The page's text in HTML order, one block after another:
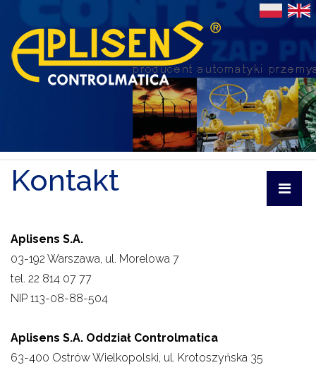
Kontakt
Aplisens S.A.
03-192 Warszawa, ul. Morelowa 7
tel. 22 814 07 77
NIP 113-08-88-504
Aplisens S.A. Oddział Controlmatica
63-400 Ostrów Wielkopolski, ul. Krotoszyńska 35